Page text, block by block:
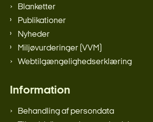
Blanketter
Publikationer
Nyheder
Miljøvurderinger (VVM)
Webtilgængelighedserklæring
Information
Behandling af persondata